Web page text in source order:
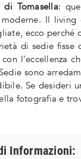
di Tomasella:
moderne. Il
ecco perché
di sedie
l'eccellenza
sono
Se desideri
fotografia e
Informazioni: